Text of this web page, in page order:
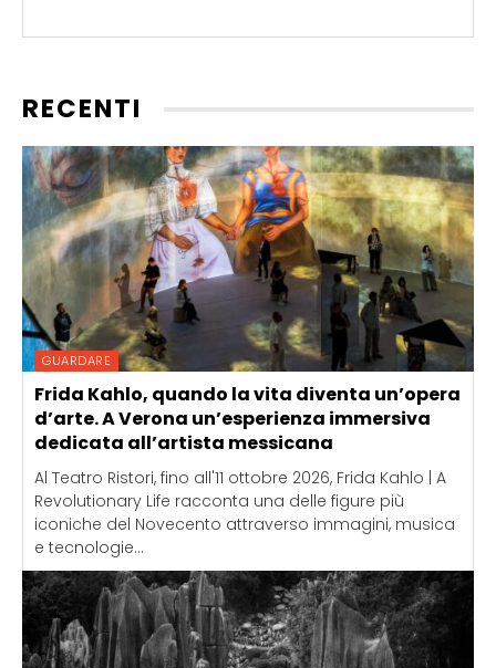
RECENTI
GUARDARE
Frida Kahlo, quando la vita diventa un’opera
d’arte. A Verona un’esperienza immersiva
dedicata all’artista messicana
Al Teatro Ristori, fino all'11 ottobre 2026, Frida Kahlo | A
Revolutionary Life racconta una delle figure più
iconiche del Novecento attraverso immagini, musica
e tecnologie...